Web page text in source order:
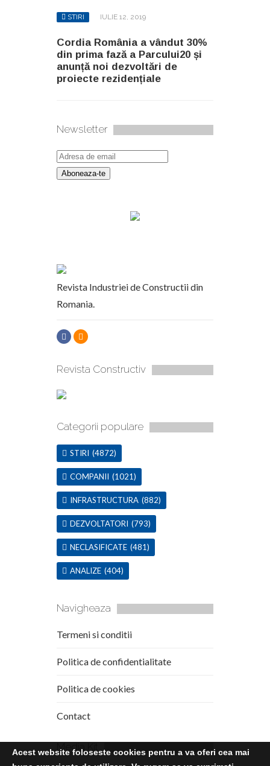
STIRI IULIE 12, 2019
Cordia România a vândut 30%
din prima fază a Parcului20 și
anunță noi dezvoltări de
proiecte rezidențiale
Newsletter
Revista Industriei de Constructii din
Romania.
Revista Constructiv
Categorii populare
STIRI (4872)
COMPANII (1021)
INFRASTRUCTURA (882)
DEZVOLTATORI (793)
NECLASIFICATE (481)
ANALIZE (404)
Navigheaza
Termeni si conditii
Politica de confidentialitate
Politica de cookies
Contact
Media Kit
Acest website foloseste cookies pentru a va oferi cea mai